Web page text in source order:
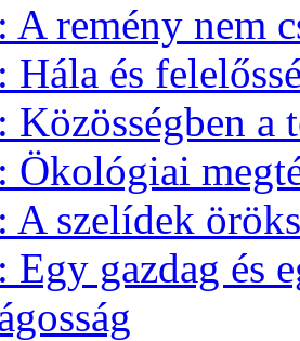
A remény nem
Hála és
Közösségben a
Ökológiai
A szelídek
Egy gazdag és